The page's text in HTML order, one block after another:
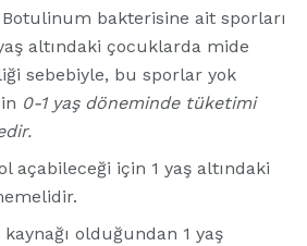
bakterisine ait sporları
altındaki çocuklarda mide
sebebiyle, bu sporlar yok
0-1 yaş döneminde tüketimi
açabileceği için 1 yaş altındaki
olduğundan 1 yaş